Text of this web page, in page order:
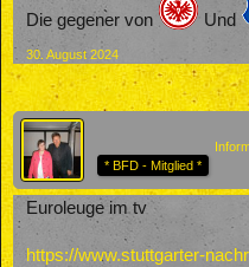
Die gegener von Und
30. August 2024
* BFD - Mitglied *
Euroleuge im tv
https://www.stuttgarter-